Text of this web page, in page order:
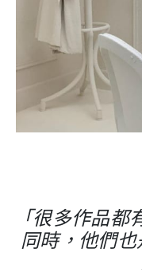
「很多作品
同時，他們